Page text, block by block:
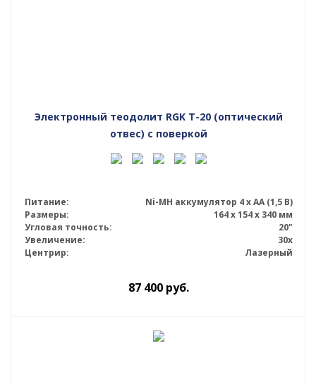
Электронный теодолит RGK T-20 (оптический
отвес) с поверкой
Питание:
Ni-MH аккумулятор 4 х АА (1,5 В)
Размеры:
164 x 154 x 340 мм
Угловая точность:
20"
Увеличение:
30x
Центрир:
Лазерный
87 400 руб.